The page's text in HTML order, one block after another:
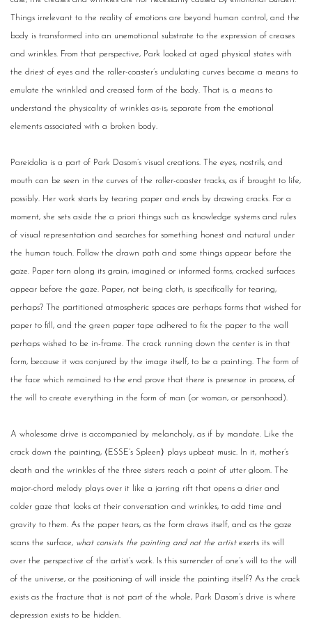
Things irrelevant to the reality of emotions are beyond human control, and the
body is transformed into an unemotional substrate to the expression of creases
and wrinkles. From that perspective, Park looked at aged physical states with
the driest of eyes and the roller-coaster’s undulating curves became a means to
emulate the wrinkled and creased form of the body. That is, a means to
understand the physicality of wrinkles as-is, separate from the emotional
elements associated with a broken body.
Pareidolia is a part of Park Dasom’s visual creations. The eyes, nostrils, and
mouth can be seen in the curves of the roller-coaster tracks, as if brought to life,
possibly. Her work starts by tearing paper and ends by drawing cracks. For a
moment, she sets aside the a priori things such as knowledge systems and rules
of visual representation and searches for something honest and natural under
the human touch. Follow the drawn path and some things appear before the
gaze. Paper torn along its grain, imagined or informed forms, cracked surfaces
appear before the gaze. Paper, not being cloth, is specifically for tearing,
perhaps? The partitioned atmospheric spaces are perhaps forms that wished for
paper to fill, and the green paper tape adhered to fix the paper to the wall
perhaps wished to be in-frame. The crack running down the center is in that
form, because it was conjured by the image itself, to be a painting. The form of
the face which remained to the end prove that there is presence in process, of
the will to create everything in the form of man (or woman, or personhood).
A wholesome drive is accompanied by melancholy, as if by mandate. Like the
crack down the painting, ⟨ESSE’s Spleen⟩ plays upbeat music. In it, mother’s
death and the wrinkles of the three sisters reach a point of utter gloom. The
major-chord melody plays over it like a jarring rift that opens a drier and
colder gaze that looks at their conversation and wrinkles, to add time and
gravity to them. As the paper tears, as the form draws itself, and as the gaze
scans the surface, what consists the painting and not the artistexerts its will
over the perspective of the artist’s work. Is this surrender of one’s will to the will
of the universe, or the positioning of will inside the painting itself? As the crack
exists as the fracture that is not part of the whole, Park Dasom’s drive is where
depression exists to be hidden.